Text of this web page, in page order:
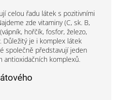
celou řadu látek s pozitivními
zde vitaminy (C, sk. B,
hořčík, fosfor, železo,
Důležitý je i komplex látek
společně představují jeden
antioxidačních komplexů.